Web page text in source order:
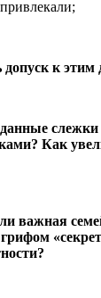
к этим
слежки
Как
важная